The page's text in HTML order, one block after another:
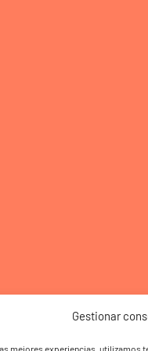
Gestionar
mejores experiencias, utilizamos